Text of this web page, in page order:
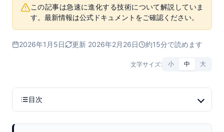
この記事は急速に進化する技術について解説していま
す。最新情報は公式ドキュメントをご確認ください。
2026年1月5日 更新 2026年2月26日 約15分で読めます
文字サイズ: 小 中 大
目次